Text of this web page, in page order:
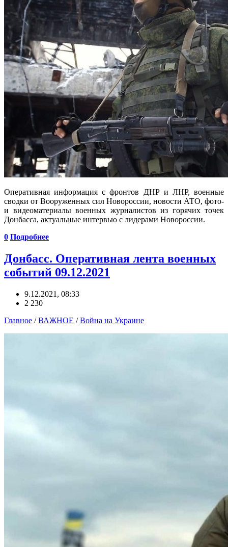
Оперативная информация с фронтов ДНР и ЛНР, военные
сводки от Вооруженных сил Новороссии, новости АТО, фото-
и видеоматериалы военных журналистов из горячих точек
Донбасса, актуальные интервью с лидерами Новороссии.
0 Подробнее
Донбасс. Оперативная лента военных
событий 09.12.2021
9.12.2021, 08:33
2 230
Главное /ВАЖНОЕ /Война на Украине